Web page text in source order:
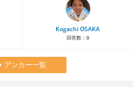
Kogachi OSAKA
回答数： 0
アンカー一覧